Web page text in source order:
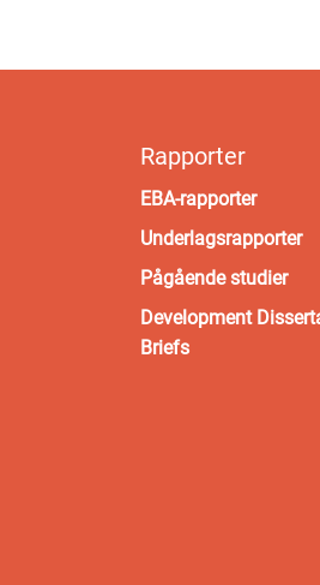
Rapporter
EBA-rapporter
Underlagsrapporter
Pågående studier
Development
Briefs